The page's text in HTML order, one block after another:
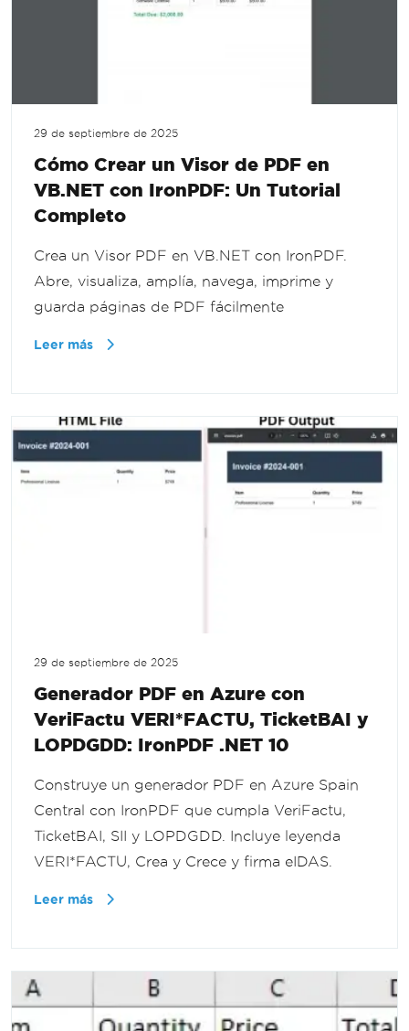
29 de septiembre de 2025
Cómo Crear un Visor de PDF en
VB.NET con IronPDF: Un Tutorial
Completo
Crea un Visor PDF en VB.NET con IronPDF.
Abre, visualiza, amplía, navega, imprime y
guarda páginas de PDF fácilmente
Leer más
29 de septiembre de 2025
Generador PDF en Azure con
VeriFactu VERI*FACTU, TicketBAI y
LOPDGDD: IronPDF .NET 10
Construye un generador PDF en Azure Spain
Central con IronPDF que cumpla VeriFactu,
TicketBAI, SII y LOPDGDD. Incluye leyenda
VERI*FACTU, Crea y Crece y firma eIDAS.
Leer más